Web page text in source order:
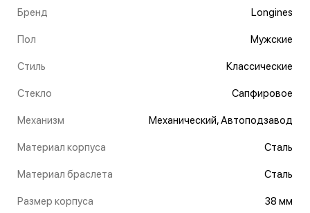
Бренд Longines
Пол Мужские
Стиль Классические
Стекло Сапфировое
Механизм Механический, Автоподзавод
Материал корпуса Сталь
Материал браслета Сталь
Размер корпуса 38 мм